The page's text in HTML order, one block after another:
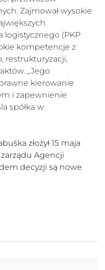
Zajmował wysokie
logistycznego (PKP
kompetencje z
restrukturyzacji,
„Jego
kierowanie
i zapewnienie
spółka w
złożył 15 maja
Agencji
decyzji są nowe